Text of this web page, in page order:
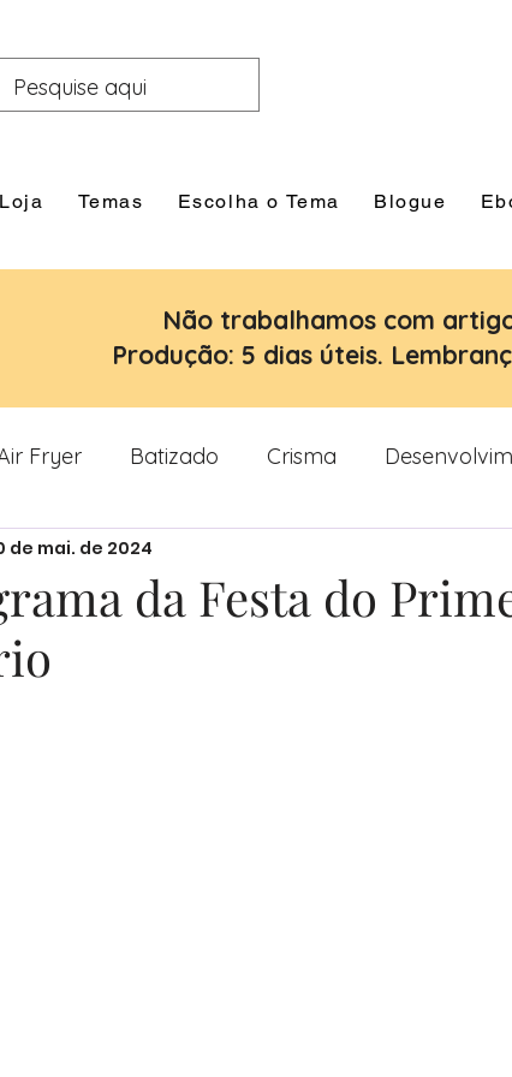
Loja Temas Escolha o Tema Blogue
Não trabalhamos com
Produção: 5 dias úteis.
Fryer Batizado Crisma
Festas
Sugestões de Textos
da Festa do
de mai. de 2024
de 5 estrelas.